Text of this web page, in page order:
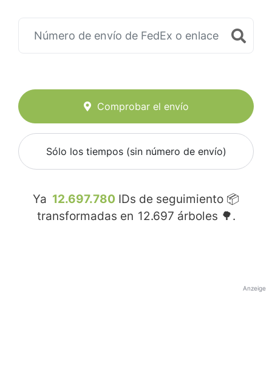
Comprobar el envío
Sólo los tiempos (sin número de envío)
Ya 12.697.780 IDs de seguimiento 📦
transformadas en 12.697 árboles 🌳.
Anzeige